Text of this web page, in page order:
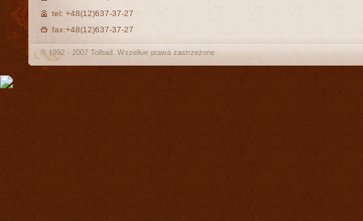
tel: +48(12)637-37-27
fax:+48(12)637-37-27
© 1992 - 2007 Tolbad. Wszelkie prawa zastrzeżone